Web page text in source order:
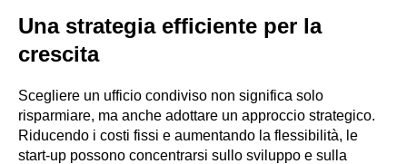
Una strategia efficiente per la
crescita
Scegliere un ufficio condiviso non significa solo
risparmiare, ma anche adottare un approccio strategico.
Riducendo i costi fissi e aumentando la flessibilità, le
start-up possono concentrarsi sullo sviluppo e sulla